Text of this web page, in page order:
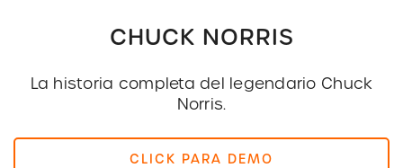
CHUCK NORRIS
La historia completa del legendario Chuck
Norris.
CLICK PARA DEMO